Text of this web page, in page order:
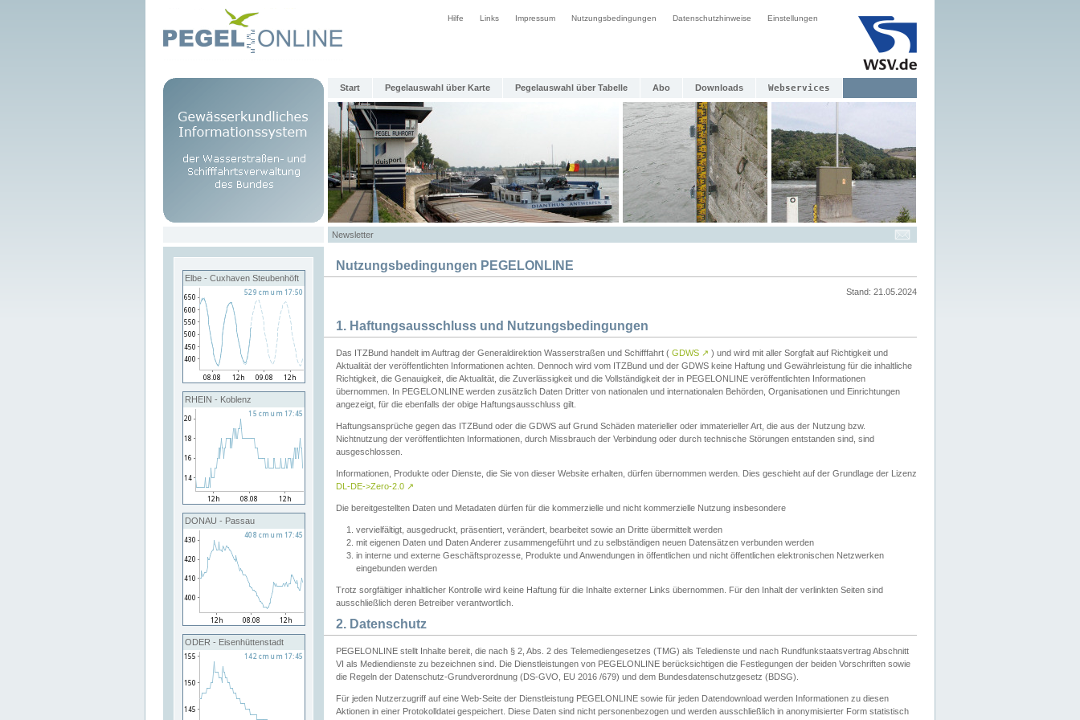
Hilfe Links Impressum Nutzungsbedingungen Datenschutzhinweise Einstellungen
Start Pegelauswahl über Karte Pegelauswahl über Tabelle Abo Downloads Webservices
Newsletter
Elbe - Cuxhaven Steubenhöft
RHEIN - Koblenz
DONAU - Passau
ODER - Eisenhüttenstadt
Nutzungsbedingungen PEGELONLINE
Stand: 21.05.2024
1. Haftungsausschluss und Nutzungsbedingungen
Das ITZBund handelt im Auftrag der Generaldirektion Wasserstraßen und Schifffahrt ( GDWS ↗ ) und wird mit aller Sorgfalt auf Richtigkeit und
Aktualität der veröffentlichten Informationen achten. Dennoch wird vom ITZBund und der GDWS keine Haftung und Gewährleistung für die inhaltliche
Richtigkeit, die Genauigkeit, die Aktualität, die Zuverlässigkeit und die Vollständigkeit der in PEGELONLINE veröffentlichten Informationen
übernommen. In PEGELONLINE werden zusätzlich Daten Dritter von nationalen und internationalen Behörden, Organisationen und Einrichtungen
angezeigt, für die ebenfalls der obige Haftungsausschluss gilt.
Haftungsansprüche gegen das ITZBund oder die GDWS auf Grund Schäden materieller oder immaterieller Art, die aus der Nutzung bzw.
Nichtnutzung der veröffentlichten Informationen, durch Missbrauch der Verbindung oder durch technische Störungen entstanden sind, sind
ausgeschlossen.
Informationen, Produkte oder Dienste, die Sie von dieser Website erhalten, dürfen übernommen werden. Dies geschieht auf der Grundlage der Lizenz
DL-DE->Zero-2.0 ↗
Die bereitgestellten Daten und Metadaten dürfen für die kommerzielle und nicht kommerzielle Nutzung insbesondere
vervielfältigt, ausgedruckt, präsentiert, verändert, bearbeitet sowie an Dritte übermittelt werden
mit eigenen Daten und Daten Anderer zusammengeführt und zu selbständigen neuen Datensätzen verbunden werden
in interne und externe Geschäftsprozesse, Produkte und Anwendungen in öffentlichen und nicht öffentlichen elektronischen Netzwerken
eingebunden werden
Trotz sorgfältiger inhaltlicher Kontrolle wird keine Haftung für die Inhalte externer Links übernommen. Für den Inhalt der verlinkten Seiten sind
ausschließlich deren Betreiber verantwortlich.
2. Datenschutz
PEGELONLINE stellt Inhalte bereit, die nach § 2, Abs. 2 des Telemediengesetzes (TMG) als Teledienste und nach Rundfunkstaatsvertrag Abschnitt
VI als Mediendienste zu bezeichnen sind. Die Dienstleistungen von PEGELONLINE berücksichtigen die Festlegungen der beiden Vorschriften sowie
die Regeln der Datenschutz-Grundverordnung (DS-GVO, EU 2016 /679) und dem Bundesdatenschutzgesetz (BDSG).
Für jeden Nutzerzugriff auf eine Web-Seite der Dienstleistung PEGELONLINE sowie für jeden Datendownload werden Informationen zu diesen
Aktionen in einer Protokolldatei gespeichert. Diese Daten sind nicht personenbezogen und werden ausschließlich in anonymisierter Form statistisch